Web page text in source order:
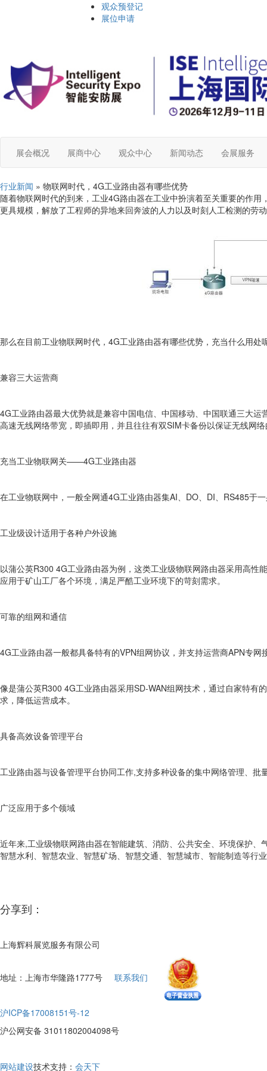
观众预登记
展位申请
展会概况 展商中心 观众中心 新闻动态 会展服务
行业新闻 » 物联网时代，4G工业路由器有哪些优势
随着物联网时代的到来，工业4G路由器在工业中扮演着至关重要的作
更具规模，解放了工程师的异地来回奔波的人力以及时刻人工检测的劳
那么在目前工业物联网时代，4G工业路由器有哪些优势，充当什么用处
兼容三大运营商
4G工业路由器最大优势就是兼容中国电信、中国移动、中国联通三大
高速无线网络带宽，即插即用，并且往往有双SIM卡备份以保证无线网
充当工业物联网关——4G工业路由器
在工业物联网中，一般全网通4G工业路由器集AI、DO、DI、RS485于
工业级设计适用于各种户外设施
以蒲公英R300 4G工业路由器为例，这类工业级物联网路由器采用高
应用于矿山工厂各个环境，满足严酷工业环境下的苛刻需求。
可靠的组网和通信
4G工业路由器一般都具备特有的VPN组网协议，并支持运营商APN专
像是蒲公英R300 4G工业路由器采用SD-WAN组网技术，通过自家特
求，降低运营成本。
具备高效设备管理平台
工业路由器与设备管理平台协同工作,支持多种设备的集中网络管理、
广泛应用于多个领域
近年来,工业级物联网路由器在智能建筑、消防、公共安全、环境保护
智慧水利、智慧农业、智慧矿场、智慧交通、智慧城市、智能制造等行
分享到：
上海辉科展览服务有限公司
地址：上海市华隆路1777号 联系我们
沪ICP备17008151号-12
沪公网安备 31011802004098号
网站建设技术支持： 会天下